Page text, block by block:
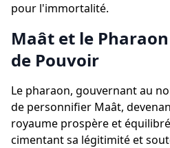
pour l'immortalité.
Maât et le
de Pouvoir
Le pharaon, gouvernant au
de personnifier Maât,
royaume prospère et
cimentant sa légitimité et